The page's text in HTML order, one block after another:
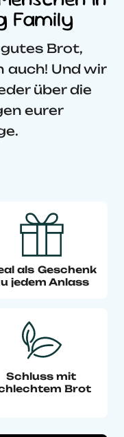
Family
Brot,
auch! Und wir
über die
eurer
als Geschenk
jedem Anlass
Schluss mit
Brot